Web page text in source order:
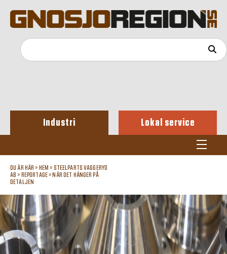
Industri Lokal service
DU ÄR HÄR » HEM » STEELPARTS VAGGERYD
AB » REPORTAGE» NÄR DET HÄNGER PÅ
DETALJEN